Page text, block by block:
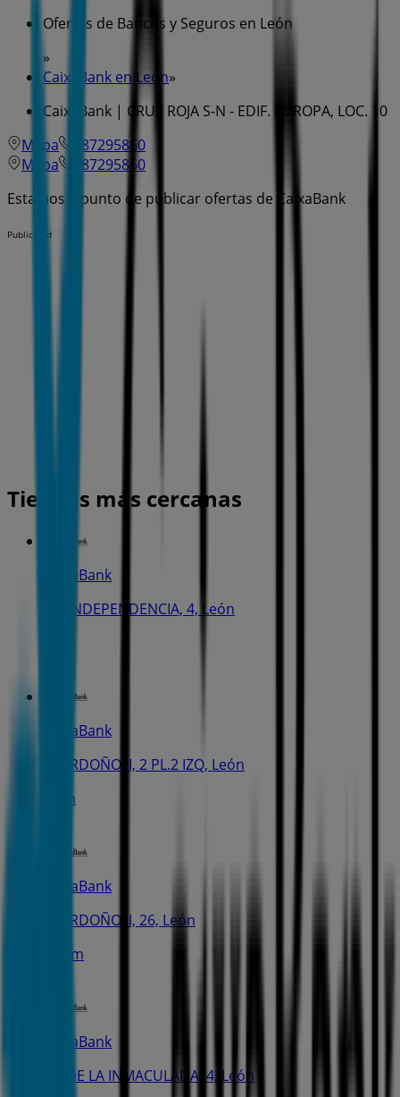
Ofertas de Bancos y Seguros en León
»
CaixaBank en León»
CaixaBank | CRUZ ROJA S-N - EDIF. EUROPA, LOC. 10
Mapa
987295860
Mapa
987295860
Estamos a punto de publicar ofertas de CaixaBank
Publicidad
Tiendas más cercanas
CaixaBank
AV. INDEPENDENCIA, 4, León
CaixaBank
C. ORDOÑO II, 2 PL.2 IZQ, León
62 m
CaixaBank
C. ORDOÑO II, 26, León
387 m
CaixaBank
PL. DE LA INMACULADA, 4, León